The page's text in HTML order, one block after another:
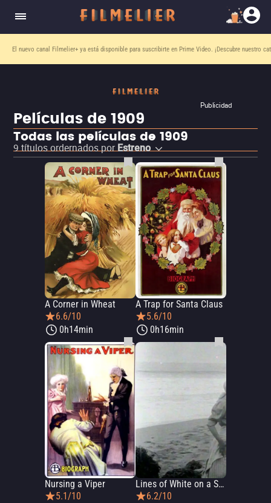
El nuevo canal Filmelier+ ya está disponible para suscribirte en Prime Video. ¡Descubre nuestro
Publicidad
Películas de 1909
Todas las películas de 1909
9títulos ordernados por Estreno
A Corner in Wheat
6.6/10
0h14min
A Trap for Santa Claus
5.6/10
0h16min
Nursing a Viper
5.1/10
Lines of White on a Sullen Sea
6.2/10